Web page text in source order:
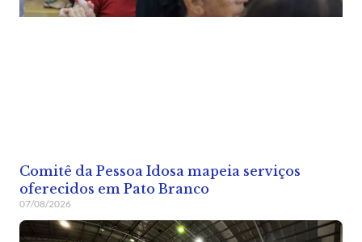
Comitê da Pessoa Idosa mapeia serviços
oferecidos em Pato Branco
07/08/2026